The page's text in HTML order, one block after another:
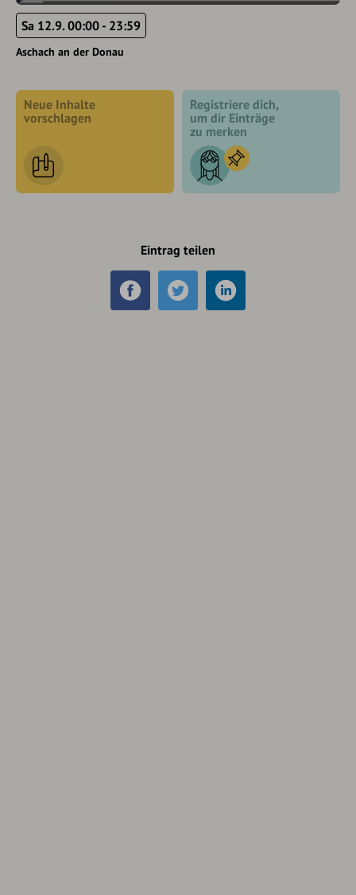
Sa 12.9. 00:00 - 23:59
Aschach an der Donau
Neue Inhalte
vorschlagen
Registriere dich,
um dir Einträge
zu merken
Eintrag teilen